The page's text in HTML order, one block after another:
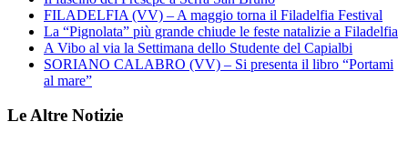
FILADELFIA (VV) – A maggio torna il Filadelfia Festival
La “Pignolata” più grande chiude le feste natalizie a Filadelfia
A Vibo al via la Settimana dello Studente del Capialbi
SORIANO CALABRO (VV) – Si presenta il libro “Portami
al mare”
Le Altre Notizie